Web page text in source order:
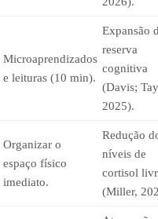
Microaprendizados
e leituras (10 min).
Expansão
reserva
cognitiva
(Davis;
2025).
Organizar o
espaço físico
imediato.
Redução
níveis de
cortisol
(Miller,